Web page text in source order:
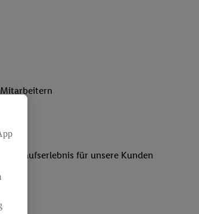
Einkaufserlebnis für unsere Kunden